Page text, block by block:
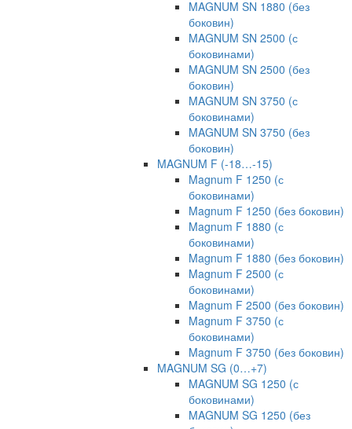
MAGNUM SN 1880 (без
боковин)
MAGNUM SN 2500 (с
боковинами)
MAGNUM SN 2500 (без
боковин)
MAGNUM SN 3750 (с
боковинами)
MAGNUM SN 3750 (без
боковин)
MAGNUM F (-18…-15)
Magnum F 1250 (с
боковинами)
Magnum F 1250 (без боковин)
Magnum F 1880 (с
боковинами)
Magnum F 1880 (без боковин)
Magnum F 2500 (с
боковинами)
Magnum F 2500 (без боковин)
Magnum F 3750 (с
боковинами)
Magnum F 3750 (без боковин)
MAGNUM SG (0…+7)
MAGNUM SG 1250 (с
боковинами)
MAGNUM SG 1250 (без